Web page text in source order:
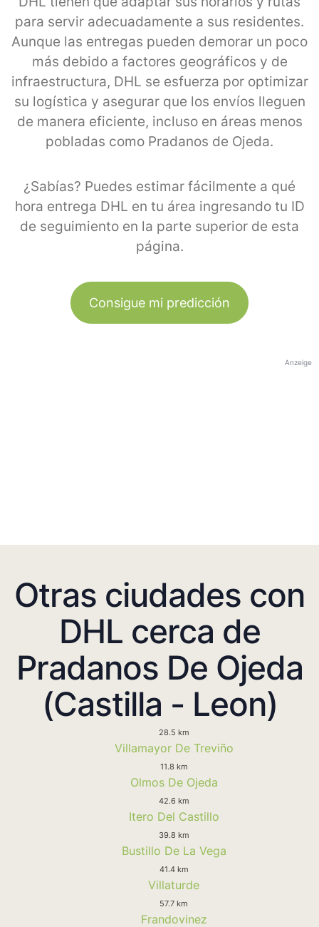
para servir adecuadamente a sus residentes.
Aunque las entregas pueden demorar un poco
más debido a factores geográficos y de
infraestructura, DHL se esfuerza por optimizar
su logística y asegurar que los envíos lleguen
de manera eficiente, incluso en áreas menos
pobladas como Pradanos de Ojeda.
¿Sabías? Puedes estimar fácilmente a qué
hora entrega DHL en tu área ingresando tu ID
de seguimiento en la parte superior de esta
página.
Consigue mi predicción
Anzeige
Otras ciudades con
DHL cerca de
Pradanos De Ojeda
(Castilla - Leon)
28.5 km
Villamayor De Treviño
11.8 km
Olmos De Ojeda
42.6 km
Itero Del Castillo
39.8 km
Bustillo De La Vega
41.4 km
Villaturde
57.7 km
Frandovinez